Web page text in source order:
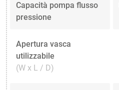
Capacità pompa flusso
pressione
Apertura vasca
utilizzabile
(W x L / D)